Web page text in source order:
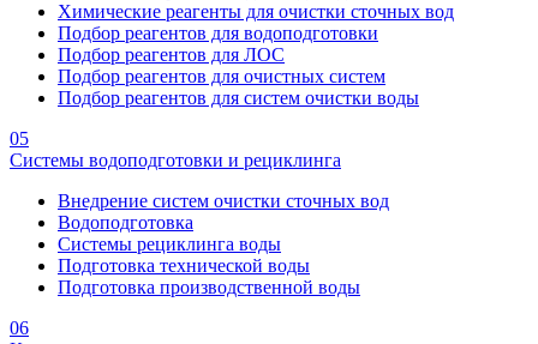
Химические реагенты для очистки сточных вод
Подбор реагентов для водоподготовки
Подбор реагентов для ЛОС
Подбор реагентов для очистных систем
Подбор реагентов для систем очистки воды
05
Системы водоподготовки и рециклинга
Внедрение систем очистки сточных вод
Водоподготовка
Системы рециклинга воды
Подготовка технической воды
Подготовка производственной воды
06